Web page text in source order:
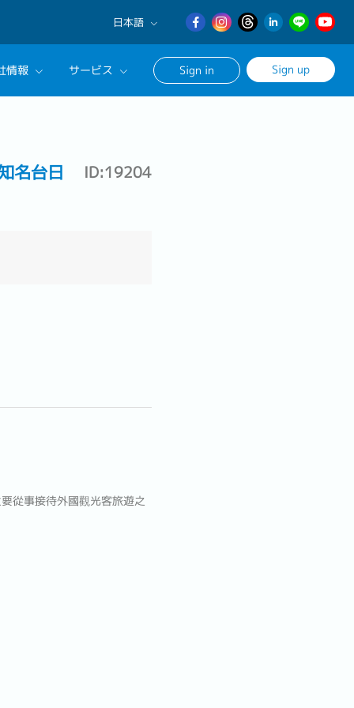
日本語
English
日本語
情報 サービス Sign in Sign up
名台日 ID:19204
從事接待外國觀光客旅遊之